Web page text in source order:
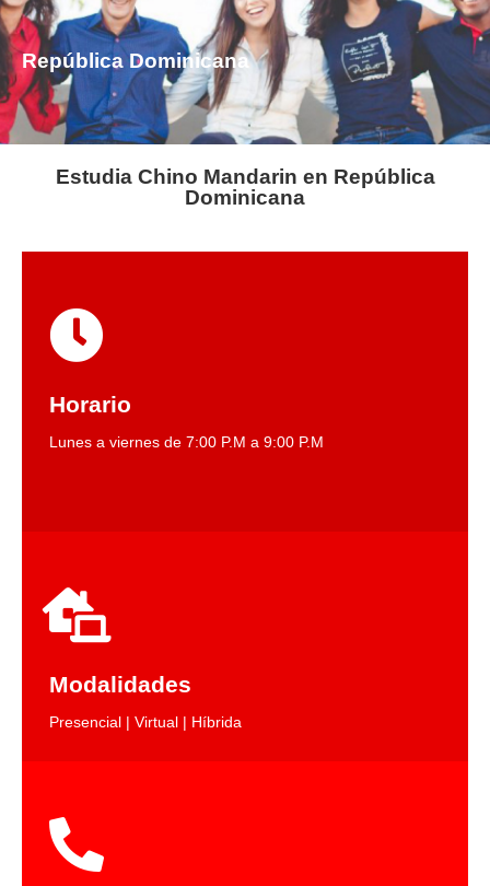
República Dominicana
Estudia Chino Mandarin en República
Dominicana
Horario
Lunes a viernes de 7:00 P.M a 9:00 P.M
Modalidades
Presencial | Virtual | Híbrida